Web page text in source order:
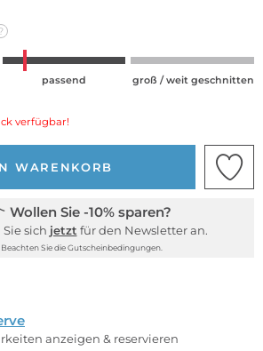
passend groß / weit geschnitten
verfügbar!
WARENKORB
Wollen Sie -10% sparen?
sich jetzt für den Newsletter an.
Beachten Sie die Gutscheinbedingungen.
anzeigen & reservieren